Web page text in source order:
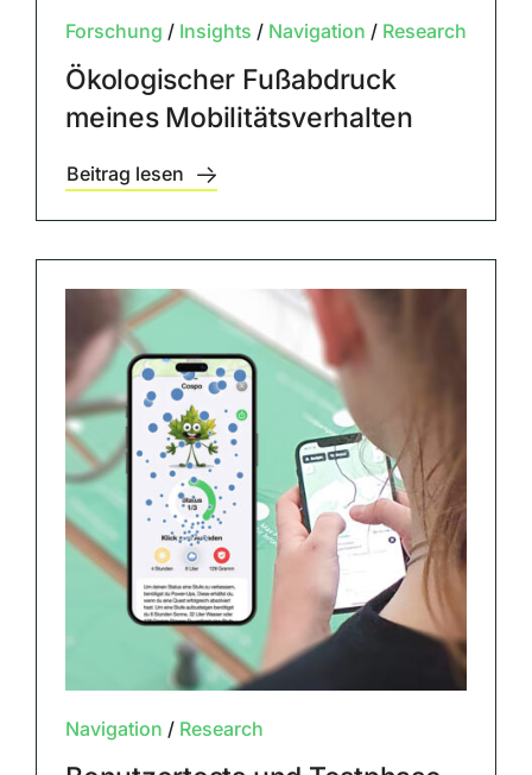
Forschung / Insights / Navigation / Research
Ökologischer Fußabdruck
meines Mobilitätsverhalten
Beitrag lesen
Navigation / Research